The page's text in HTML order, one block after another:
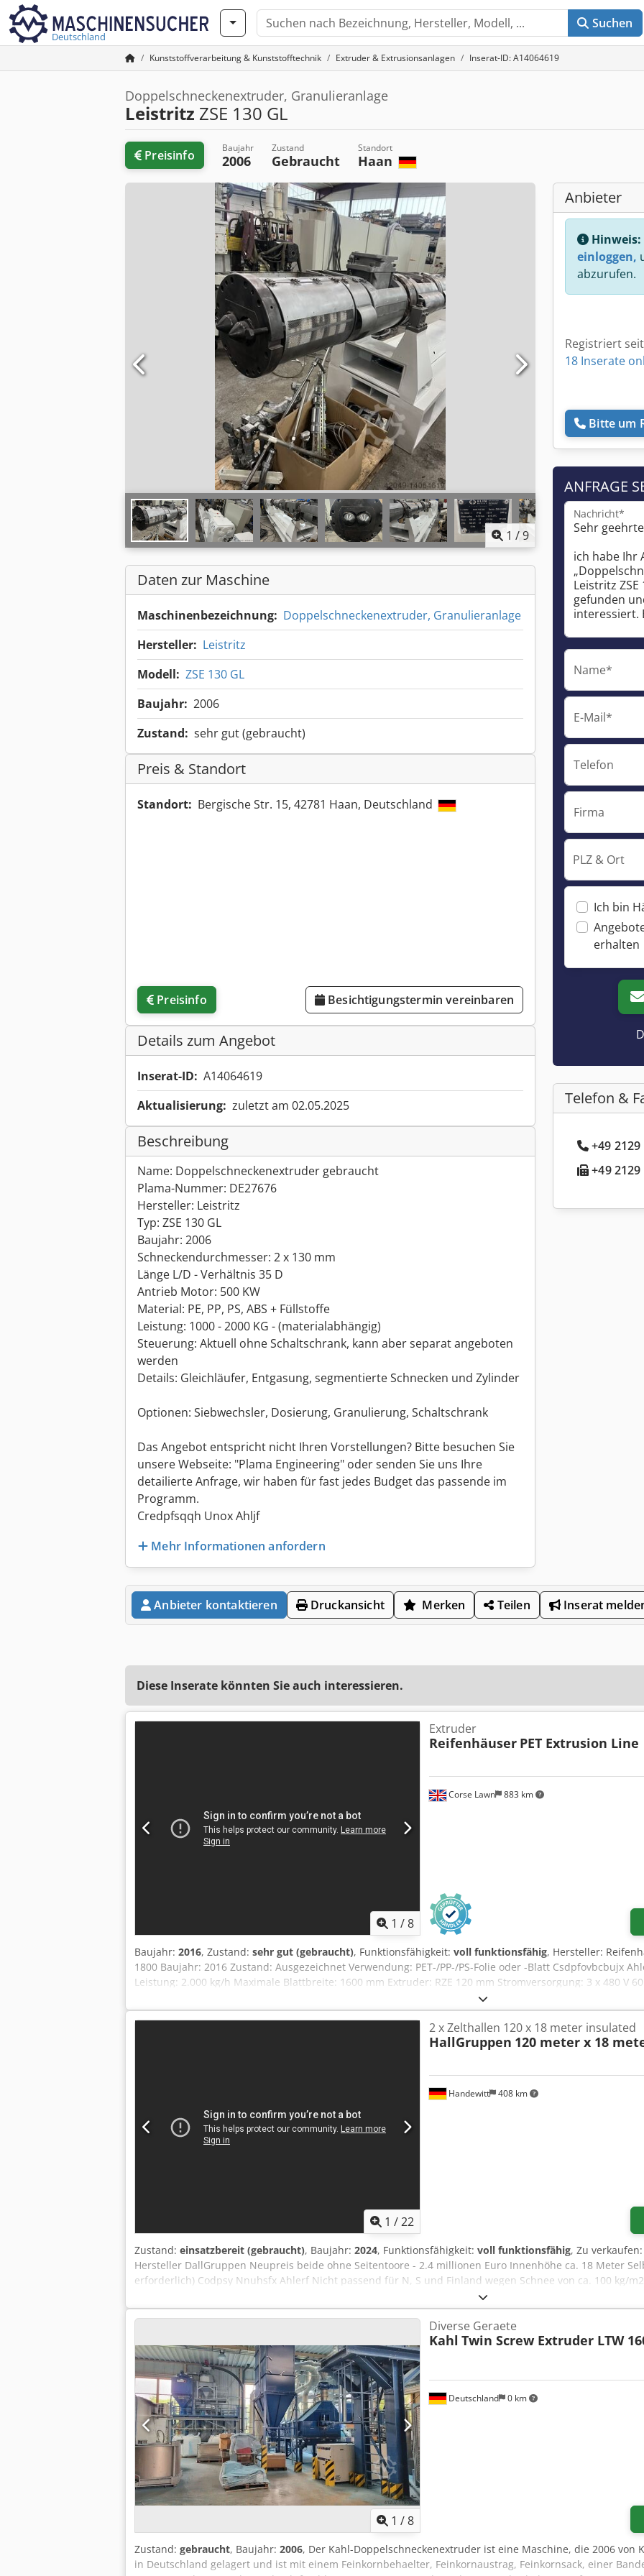
Deutschland
Suchen
Kunststoffverarbeitung & Kunststofftechnik Extruder & Extrusionsanlagen Inserat-ID: A14064619
Doppelschneckenextruder, Granulieranlage
Leistritz ZSE 130 GL
Preisinfo Baujahr
2006
Zustand
Gebraucht
Standort
Haan
1 /9
Daten zur Maschine
Maschinenbezeichnung: Doppelschneckenextruder, Granulieranlage
Hersteller: Leistritz
Modell: ZSE 130 GL
Baujahr: 2006
Zustand: sehr gut (gebraucht)
Preis & Standort
Standort: Bergische Str. 15, 42781 Haan, Deutschland
Preisinfo Besichtigungstermin vereinbaren
Details zum Angebot
Inserat-ID: A14064619
Aktualisierung: zuletzt am 02.05.2025
Beschreibung
Name: Doppelschneckenextruder gebraucht
Plama-Nummer: DE27676
Hersteller: Leistritz
Typ: ZSE 130 GL
Baujahr: 2006
Schneckendurchmesser: 2 x 130 mm
Länge L/D - Verhältnis 35 D
Antrieb Motor: 500 KW
Material: PE, PP, PS, ABS + Füllstoffe
Leistung: 1000 - 2000 KG - (materialabhängig)
Steuerung: Aktuell ohne Schaltschrank, kann aber separat angeboten
werden
Details: Gleichläufer, Entgasung, segmentierte Schnecken und Zylinder
Optionen: Siebwechsler, Dosierung, Granulierung, Schaltschrank
Das Angebot entspricht nicht Ihren Vorstellungen? Bitte besuchen Sie
unsere Webseite: "Plama Engineering" oder senden Sie uns Ihre
detailierte Anfrage, wir haben für fast jedes Budget das passende im
Programm.
Credpfsqqh Unox Ahljf
Mehr Informationen anfordern
Anbieter
Hinweis:
einloggen,
abzurufen.
Registriert
18 Inserate
Bitte um
ANFRAGE
Nachricht*
Name*
E-Mail*
Telefon
Firma
PLZ & Ort
Ich bin
erhalten
Telefon &
+49
+49
Anbieter kontaktieren Druckansicht Merken Teilen Inserat
Diese Inserate könnten Sie auch interessieren.
1 /8
Corse Lawn 883 km
Extruder
Reifenhäuser PET Extrusion Line
Baujahr: 2016, Zustand: sehr gut (gebraucht), Funktionsfähigkeit: voll funktionsfähig, Hersteller:
1800 Baujahr: 2016 Zustand: Ausgezeichnet Verwendung: PET-/PP-/PS-Folie oder -Blatt Csdpfovbcbujx
Leistung: 2.000 kg/h Maximale Blattbreite: 1600 mm Extruder: RZE 120 mm Stromversorgung: 3 x 480 V
mm Kalenderwalzendurchmesser: 450 / 700 / 700 mm Maximale Blattbreite des Silikonbads: 1600 mm
- 1,5 mm 4-Positionen-Wickler WOB 1800 für Doppelbahnwicklung inklusive. Alle Angaben
gesamte Ausrüstung unterliegt der Verfügbarkeit und/oder dem Zwischenverkauf.
1 /22
Handewitt 408 km
2 x Zelthallen 120 x 18 meter insulated
HallGruppen 120 meter x 18
Zustand: einsatzbereit (gebraucht), Baujahr: 2024, Funktionsfähigkeit: voll funktionsfähig, Zu
Hersteller DallGruppen Neupreis beide ohne Seitentoore - 2.4 millionen Euro Innenhöhe ca. 18 Meter
erforderlich) Codpsy Nnuhsfx Ahlerf Nicht passend für N, S und Finland wegen Schnee von ca. 100 kg/
1 /8
Deutschland 0 km
Diverse Geraete
Kahl Twin Screw Extruder LTW
Zustand: gebraucht, Baujahr: 2006, Der Kahl-Doppelschneckenextruder ist eine Maschine, die 2006
in Deutschland gelagert und ist mit einem Feinkornbehaelter, Feinkornaustrag, Feinkornsack, einer